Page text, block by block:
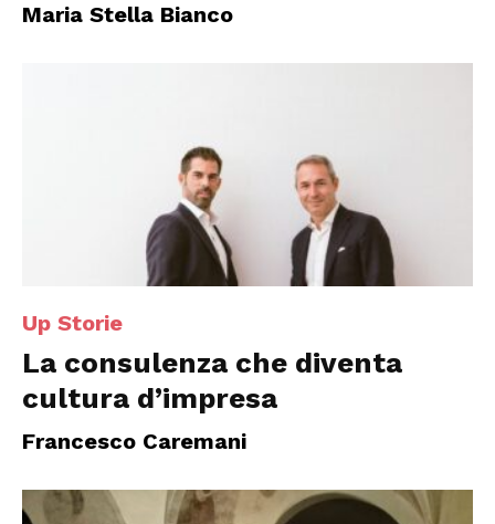
Maria Stella Bianco
Up Storie
La consulenza che diventa
cultura d’impresa
Francesco Caremani